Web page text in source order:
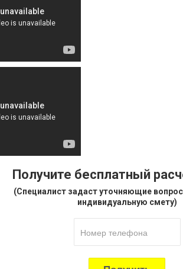
Получите бесплатный
(Специалист задаст уточняющие
индивидуальную смету)